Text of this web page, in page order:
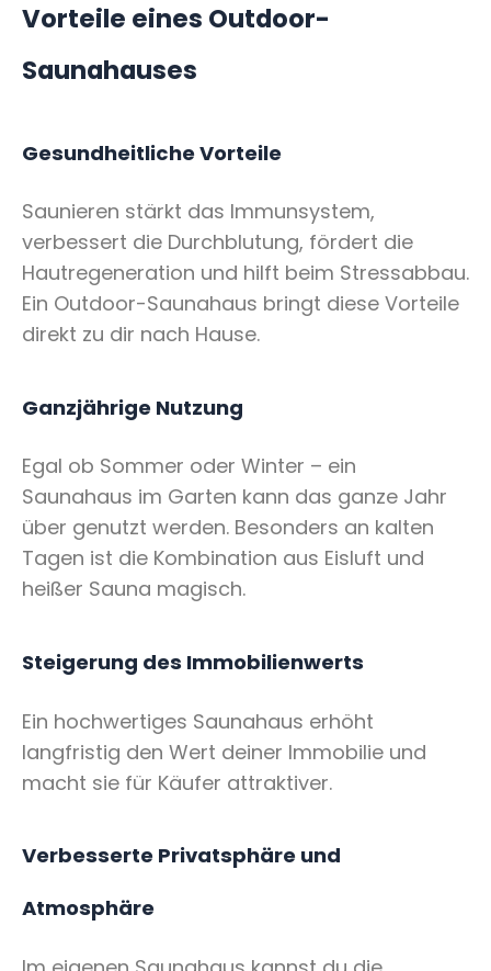
Vorteile eines Outdoor-
Saunahauses
Gesundheitliche Vorteile
Saunieren stärkt das Immunsystem,
verbessert die Durchblutung, fördert die
Hautregeneration und hilft beim Stressabbau.
Ein Outdoor-Saunahaus bringt diese Vorteile
direkt zu dir nach Hause.
Ganzjährige Nutzung
Egal ob Sommer oder Winter – ein
Saunahaus im Garten kann das ganze Jahr
über genutzt werden. Besonders an kalten
Tagen ist die Kombination aus Eisluft und
heißer Sauna magisch.
Steigerung des Immobilienwerts
Ein hochwertiges Saunahaus erhöht
langfristig den Wert deiner Immobilie und
macht sie für Käufer attraktiver.
Verbesserte Privatsphäre und
Atmosphäre